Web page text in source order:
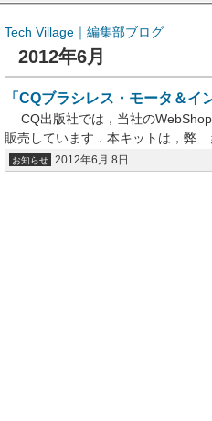
Tech Village｜編集部ブログ
2012年6月
「CQブラシレス・モータ＆
CQ出版社では，当社のWebShop
販売しています．本キットは，弊...
お知らせ 2012年6月 8日